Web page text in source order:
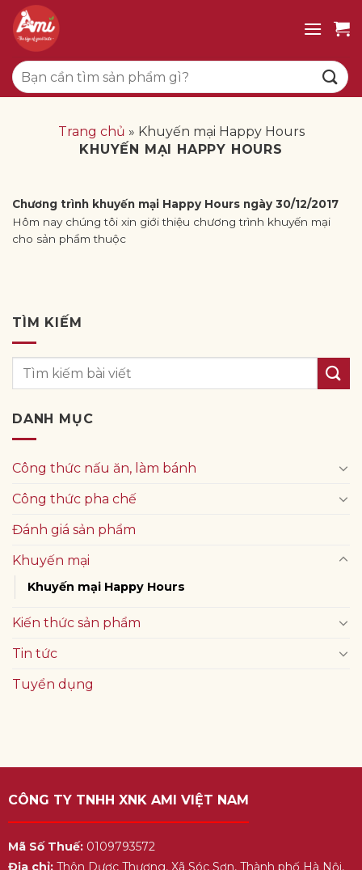
qua
dung
Tìm
kiếm:
Trang chủ » Khuyến mại Happy Hours
KHUYẾN MẠI HAPPY HOURS
Chương trình khuyến mại Happy Hours ngày 30/12/2017
Hôm nay chúng tôi xin giới thiệu chương trình khuyến mại
cho sản phẩm thuộc
TÌM KIẾM
DANH MỤC
Công thức nấu ăn, làm bánh
Công thức pha chế
Đánh giá sản phẩm
Khuyến mại
Khuyến mại Happy Hours
Kiến thức sản phẩm
Tin tức
Tuyển dụng
CÔNG TY TNHH XNK AMI VIỆT NAM
Mã Số Thuế:0109793572
Địa chỉ:Thôn Dược Thượng, Xã Sóc Sơn, Thành phố Hà Nội,